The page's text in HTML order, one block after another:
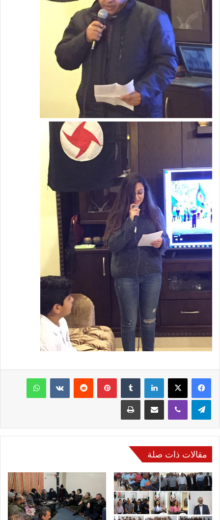
فيسبوك لينكدإن بينتيريست
مقالات ذات صلة